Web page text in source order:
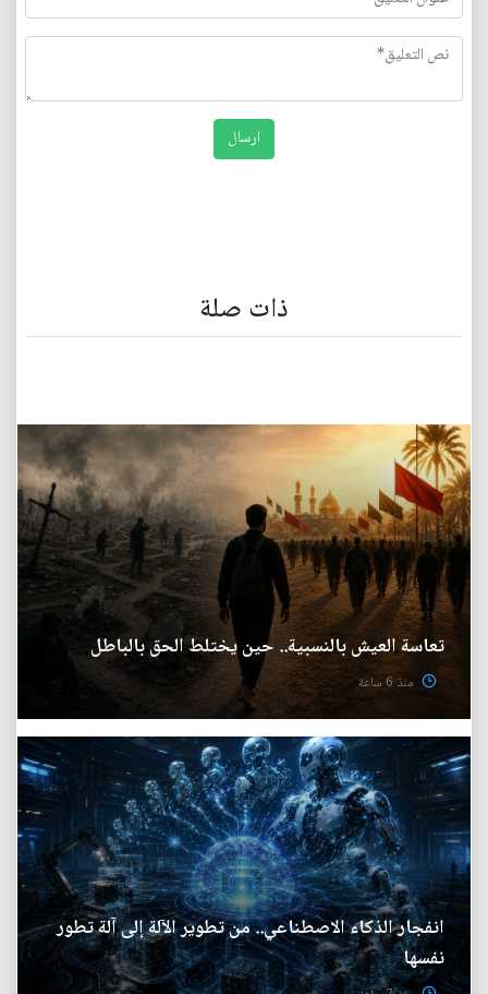
ذات صلة
تعاسة العيش بالنسبية.. حين يختلط الحق بالباطل
منذ 6 ساعة
انفجار الذكاء الاصطناعي.. من تطوير الآلة إلى آلة تطور
نفسها